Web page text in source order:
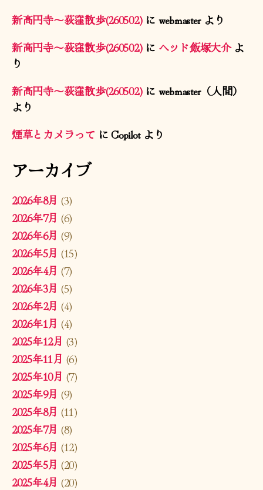
新高円寺〜荻窪散歩(260502)に webmasterより
新高円寺〜荻窪散歩(260502)に ヘッド飯塚大介よ
り
新高円寺〜荻窪散歩(260502)に webmaster（人間）
より
煙草とカメラってにCopilotより
アーカイブ
2026年8月 (3)
2026年7月 (6)
2026年6月 (9)
2026年5月 (15)
2026年4月 (7)
2026年3月 (5)
2026年2月 (4)
2026年1月 (4)
2025年12月 (3)
2025年11月 (6)
2025年10月 (7)
2025年9月 (9)
2025年8月 (11)
2025年7月 (8)
2025年6月 (12)
2025年5月 (20)
2025年4月 (20)